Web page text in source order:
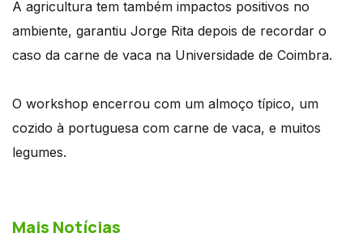
A agricultura tem também impactos positivos no
ambiente, garantiu Jorge Rita depois de recordar o
caso da carne de vaca na Universidade de Coimbra.
O workshop encerrou com um almoço típico, um
cozido à portuguesa com carne de vaca, e muitos
legumes.
Mais Notícias